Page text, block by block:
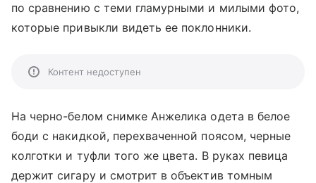
по сравнению с теми гламурными и милыми фото,
которые привыкли видеть ее поклонники.
Контент недоступен
На черно-белом снимке Анжелика одета в белое
боди с накидкой, перехваченной поясом, черные
колготки и туфли того же цвета. В руках певица
держит сигару и смотрит в объектив томным